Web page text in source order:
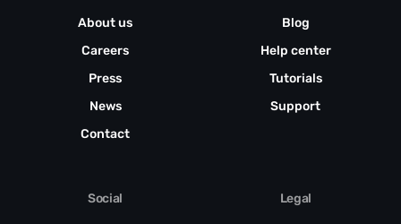
About us
Careers
Press
News
Contact
Blog
Help center
Tutorials
Support
Social Legal